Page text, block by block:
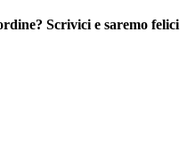
Scrivici e saremo felici